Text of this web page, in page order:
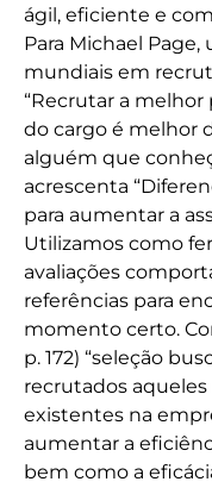
ágil, eficiente e
Para Michael
mundiais em
“Recrutar a melhor
do cargo é melhor
alguém que
acrescenta
para aumentar a
Utilizamos como
avaliações
referências para
momento certo.
p. 172) “seleção
recrutados
existentes na
aumentar a
bem como a